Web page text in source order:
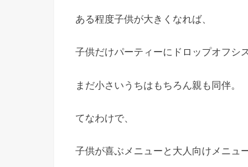
ある程度子供が大きくなれば、
子供だけパーティーにドロップオフシ
まだ小さいうちはもちろん親も同伴。
てなわけで、
子供が喜ぶメニューと大人向けメニュ